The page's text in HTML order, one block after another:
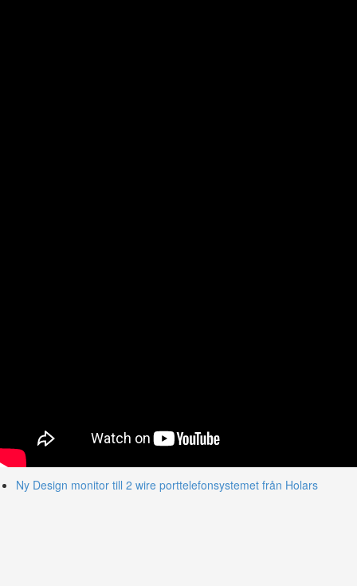
Ny Design monitor till 2 wire porttelefonsystemet från Holars